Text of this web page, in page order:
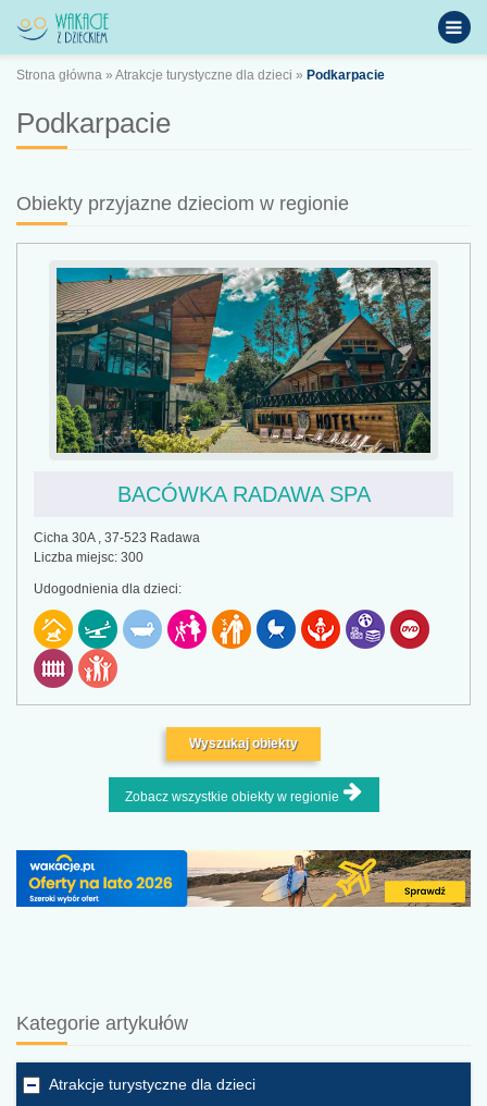
Strona główna » Atrakcje turystyczne dla dzieci » Podkarpacie
Podkarpacie
Obiekty przyjazne dzieciom w regionie
BACÓWKA RADAWA SPA
Cicha 30A , 37-523 Radawa
Liczba miejsc: 300
Udogodnienia dla dzieci:
Wyszukaj obiekty
Zobacz wszystkie obiekty w regionie
Kategorie artykułów
Atrakcje turystyczne dla dzieci